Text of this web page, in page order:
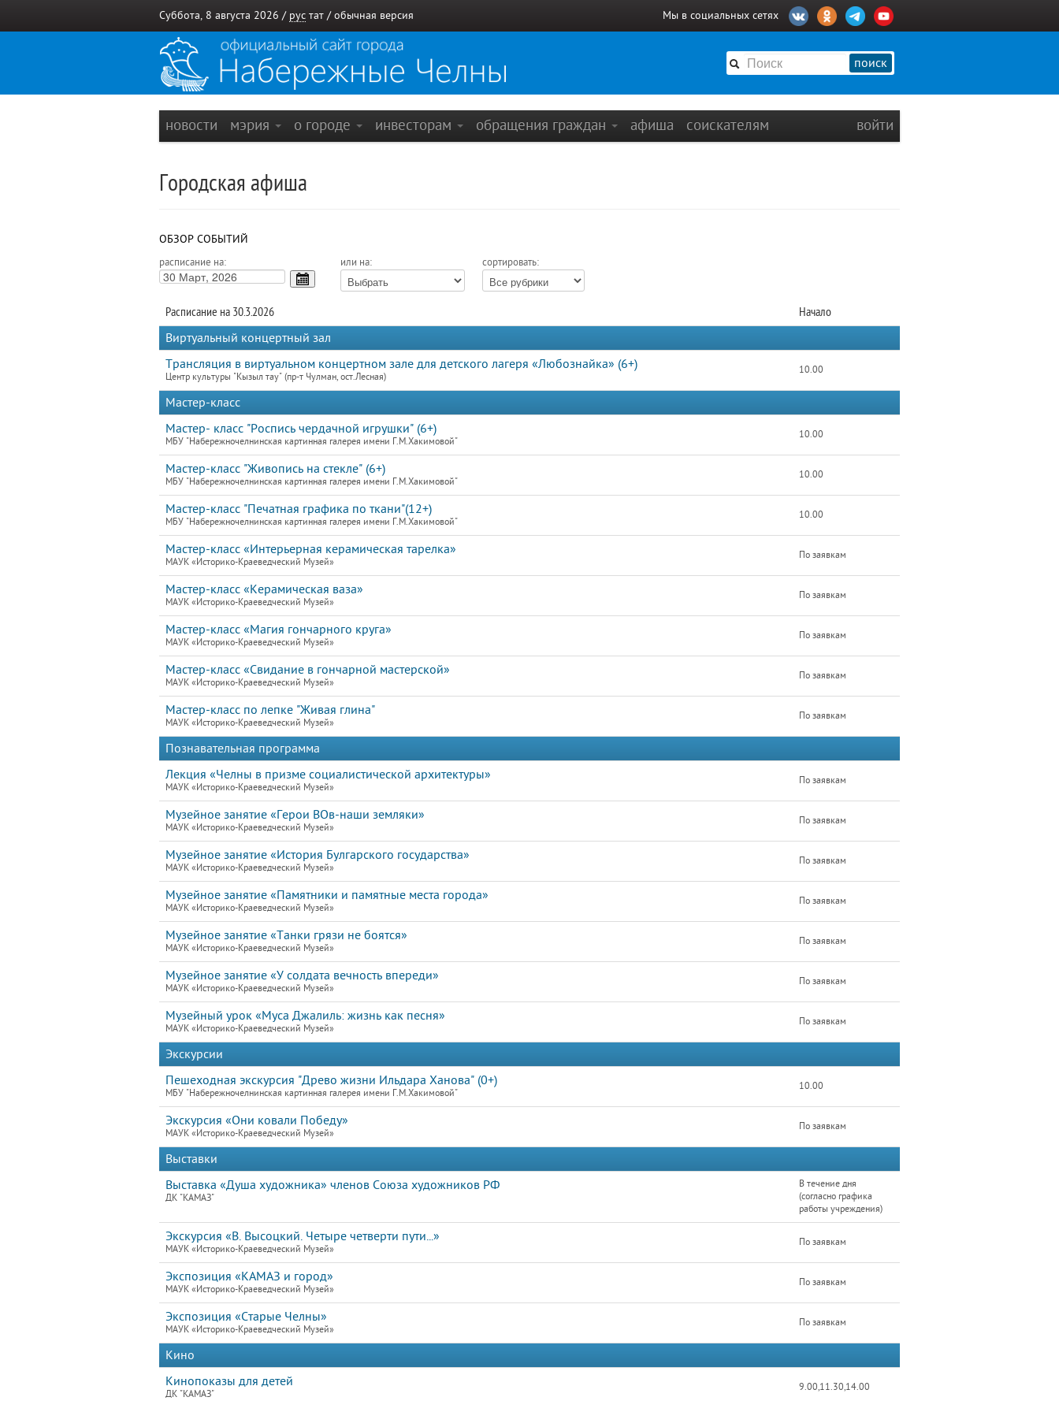
Суббота, 8 августа 2026 / рус тат / обычная версия Мы в социальных сетях
поиск
новости мэрия о городе инвесторам обращения граждан афиша соискателям войти
Городская афиша
ОБЗОР СОБЫТИЙ
расписание на: или на: сортировать:
Расписание на 30.3.2026
Начало
Виртуальный концертный зал
Трансляция в виртуальном концертном зале для детского лагеря «Любознайка» (6+)
Центр культуры "Кызыл тау" (пр-т Чулман, ост.Лесная)
10.00
Мастер-класс
Мастер- класс "Роспись чердачной игрушки" (6+)
МБУ "Набережночелнинская картинная галерея имени Г.М.Хакимовой"
10.00
Мастер-класс "Живопись на стекле" (6+)
МБУ "Набережночелнинская картинная галерея имени Г.М.Хакимовой"
10.00
Мастер-класс "Печатная графика по ткани"(12+)
МБУ "Набережночелнинская картинная галерея имени Г.М.Хакимовой"
10.00
Мастер-класс «Интерьерная керамическая тарелка»
МАУК «Историко-Краеведческий Музей»
По заявкам
Мастер-класс «Керамическая ваза»
МАУК «Историко-Краеведческий Музей»
По заявкам
Мастер-класс «Магия гончарного круга»
МАУК «Историко-Краеведческий Музей»
По заявкам
Мастер-класс «Свидание в гончарной мастерской»
МАУК «Историко-Краеведческий Музей»
По заявкам
Мастер-класс по лепке "Живая глина"
МАУК «Историко-Краеведческий Музей»
По заявкам
Познавательная программа
Лекция «Челны в призме социалистической архитектуры»
МАУК «Историко-Краеведческий Музей»
По заявкам
Музейное занятие «Герои ВОв-наши земляки»
МАУК «Историко-Краеведческий Музей»
По заявкам
Музейное занятие «История Булгарского государства»
МАУК «Историко-Краеведческий Музей»
По заявкам
Музейное занятие «Памятники и памятные места города»
МАУК «Историко-Краеведческий Музей»
По заявкам
Музейное занятие «Танки грязи не боятся»
МАУК «Историко-Краеведческий Музей»
По заявкам
Музейное занятие «У солдата вечность впереди»
МАУК «Историко-Краеведческий Музей»
По заявкам
Музейный урок «Муса Джалиль: жизнь как песня»
МАУК «Историко-Краеведческий Музей»
По заявкам
Экскурсии
Пешеходная экскурсия "Древо жизни Ильдара Ханова" (0+)
МБУ "Набережночелнинская картинная галерея имени Г.М.Хакимовой"
10.00
Экскурсия «Они ковали Победу»
МАУК «Историко-Краеведческий Музей»
По заявкам
Выставки
Выставка «Душа художника» членов Союза художников РФ
ДК "КАМАЗ"
В течение дня
(согласно графика
работы учреждения)
Экскурсия «В. Высоцкий. Четыре четверти пути...»
МАУК «Историко-Краеведческий Музей»
По заявкам
Экспозиция «КАМАЗ и город»
МАУК «Историко-Краеведческий Музей»
По заявкам
Экспозиция «Старые Челны»
МАУК «Историко-Краеведческий Музей»
По заявкам
Кино
Кинопоказы для детей
ДК "КАМАЗ"
9.00,11.30,14.00